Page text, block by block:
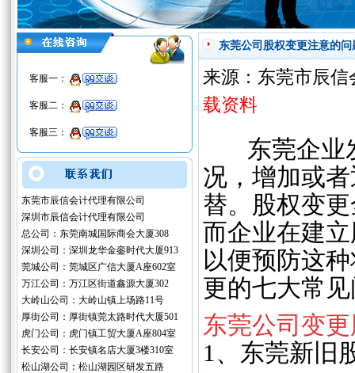
客服一：
客服二：
客服三：
东莞市辰信会计代理有限公司
深圳市辰信会计代理有限公司
总公司：东莞南城国际商会大厦308
深圳公司：深圳龙华金銮时代大厦913
莞城公司：莞城区广信大厦A座602室
万江公司：万江区街道鑫源大厦302
大岭山公司：大岭山镇上场路11号
厚街公司：厚街镇莞太路时代大厦501
虎门公司：虎门镇工贸大厦A座804室
长安公司：长安镇名店大厦3楼310室
松山湖公司：松山湖园区研发五路
东莞公司股权变更注意的
来源：东莞市辰
载资料
东莞企业发
况，增加或
替。股权变
而企业在建
以便预防这
更的七大常
东莞公司变
1、东莞新旧